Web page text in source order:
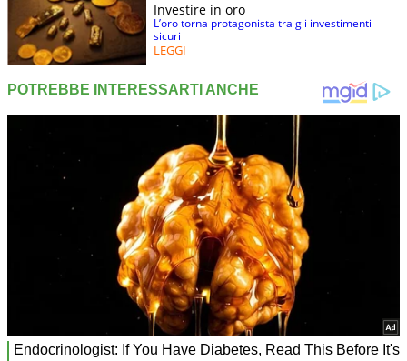
Investire in oro
L’oro torna protagonista tra gli investimenti
sicuri
LEGGI